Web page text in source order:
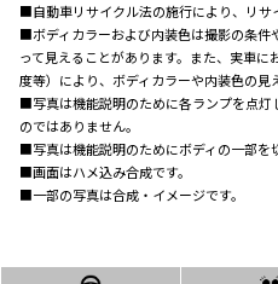
■自動車リサイクル法の施行により、リサ
■ボディカラーおよび内装色は撮影の条件
って見えることがあります。また、実車
度等）により、ボディカラーや内装色の見
■写真は機能説明のために各ランプを点灯
のではありません。
■写真は機能説明のためにボディの一部を
■画面はハメ込み合成です。
■一部の写真は合成・イメージです。